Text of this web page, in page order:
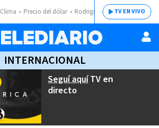
Clima Precio del dólar Rodrigo ChavesTV EN VIVO
INTERNACIONAL
Seguí aquíTV en
directo